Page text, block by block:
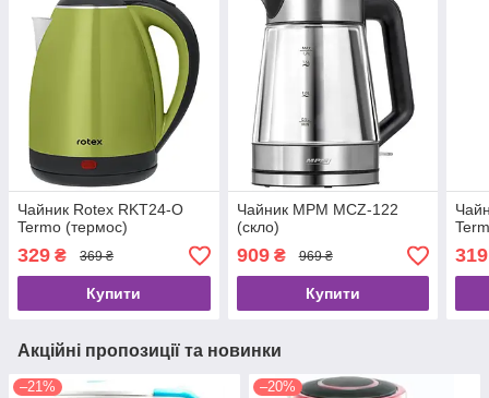
Чайник Rotex RKT24-O
Termo (термос)
329 ₴ 369 ₴
Купити
Чайник MPM MCZ-122
(скло)
909₴ 969 ₴
Купити
319
Акційні пропозиції та новинки
–21% –20%